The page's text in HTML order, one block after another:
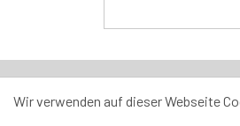
Swiss Classic Trade
Wir verwenden auf dieser Webseite